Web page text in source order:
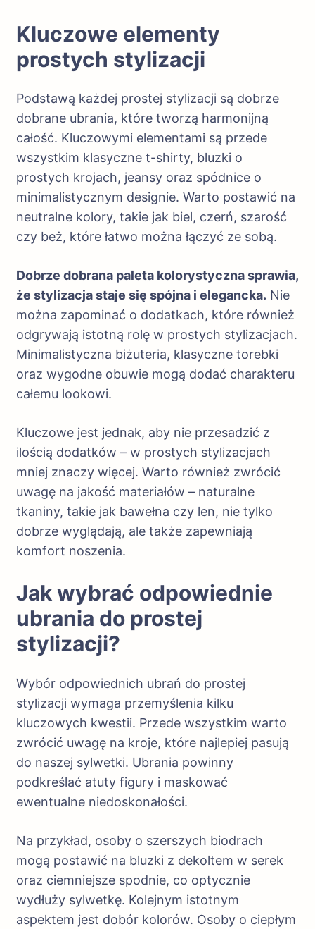
Kluczowe elementy
prostych stylizacji
Podstawą każdej prostej stylizacji są dobrze
dobrane ubrania, które tworzą harmonijną
całość. Kluczowymi elementami są przede
wszystkim klasyczne t-shirty, bluzki o
prostych krojach, jeansy oraz spódnice o
minimalistycznym designie. Warto postawić na
neutralne kolory, takie jak biel, czerń, szarość
czy beż, które łatwo można łączyć ze sobą.
Dobrze dobrana paleta kolorystyczna sprawia,
że stylizacja staje się spójna i elegancka. Nie
można zapominać o dodatkach, które również
odgrywają istotną rolę w prostych stylizacjach.
Minimalistyczna biżuteria, klasyczne torebki
oraz wygodne obuwie mogą dodać charakteru
całemu lookowi.
Kluczowe jest jednak, aby nie przesadzić z
ilością dodatków – w prostych stylizacjach
mniej znaczy więcej. Warto również zwrócić
uwagę na jakość materiałów – naturalne
tkaniny, takie jak bawełna czy len, nie tylko
dobrze wyglądają, ale także zapewniają
komfort noszenia.
Jak wybrać odpowiednie
ubrania do prostej
stylizacji?
Wybór odpowiednich ubrań do prostej
stylizacji wymaga przemyślenia kilku
kluczowych kwestii. Przede wszystkim warto
zwrócić uwagę na kroje, które najlepiej pasują
do naszej sylwetki. Ubrania powinny
podkreślać atuty figury i maskować
ewentualne niedoskonałości.
Na przykład, osoby o szerszych biodrach
mogą postawić na bluzki z dekoltem w serek
oraz ciemniejsze spodnie, co optycznie
wydłuży sylwetkę. Kolejnym istotnym
aspektem jest dobór kolorów. Osoby o ciepłym